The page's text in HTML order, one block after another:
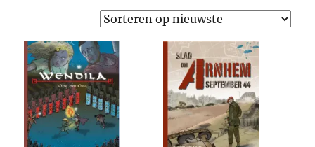
op
nieuwste